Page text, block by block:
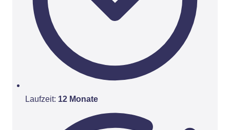
Laufzeit: 12 Monate